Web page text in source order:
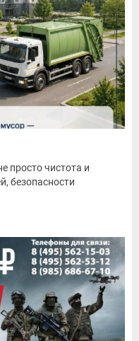
просто чистота и
безопасности